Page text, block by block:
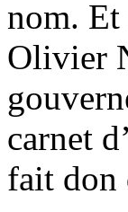
nom. Et
Olivier
carnet
fait don